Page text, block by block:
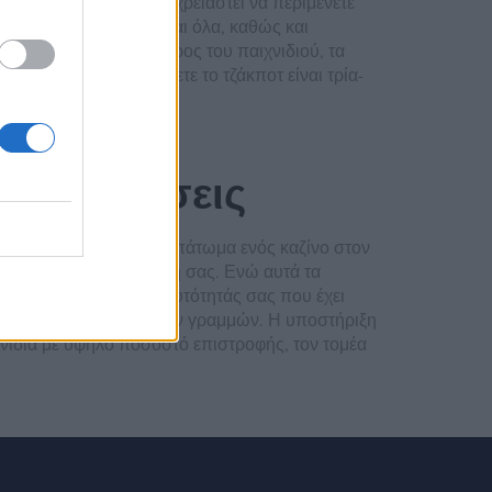
Αλλά αυτό δεν είναι όλα, καθώς και
είναι επίσης μέρος του παιχνιδιού, τα
για να κερδίσετε το τζάκποτ είναι τρία-
κερδίσεις
στούντιο ή το πάτωμα ενός καζίνο στον
θα χάσετε τα κέρδη σας. Ενώ αυτά τα
φωτογραφία της ταυτότητάς σας που έχει
εντός κρατικών γραμμών. Η υποστήριξη
με υψηλό ποσοστό επιστροφής, τον τομέα